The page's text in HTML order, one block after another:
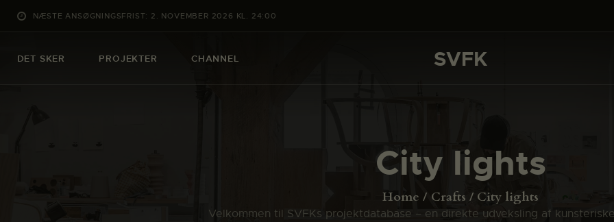
NÆSTE ANSØGNINGSFRIST: 2. NOVEMBER 2026 KL. 24:00
DET SKER PROJEKTER CHANNEL SVFK
City lights
Home Crafts City lights
Velkommen til SVFKs projektdatabase – en direkte udveksling af
SVFK
PROJEKTER
CHANNEL
OM SVFK
ENGLISH